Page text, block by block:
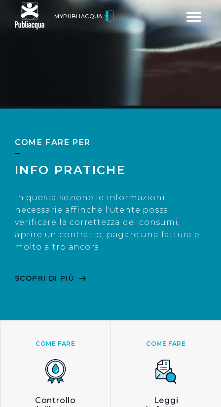
Toggle
MYPUBLIACQUA
COME FARE PER
INFO PRATICHE
In questa sezione le informazioni
necessarie affinchè l'utente possa
verificare la correttezza dei consumi,
aprire un contratto, pagare una fattura e
molto altro ancora.
SCOPRI DI PIÙ
COME FARE
Controllo
COME FARE
Leggi